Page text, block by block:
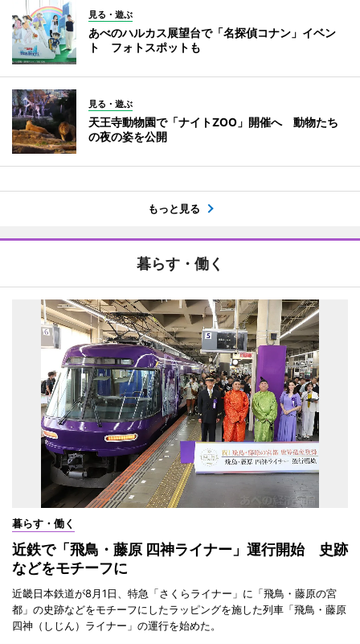
見る・遊ぶ
あべのハルカス展望台で「名探偵コナン」イベン
ト フォトスポットも
見る・遊ぶ
天王寺動物園で「ナイトZOO」開催へ 動物たち
の夜の姿を公開
もっと見る
暮らす・働く
暮らす・働く
近鉄で「飛鳥・藤原 四神ライナー」運行開始 史跡
などをモチーフに
近畿日本鉄道が8月1日、特急「さくらライナー」に「飛鳥・藤原の宮
都」の史跡などをモチーフにしたラッピングを施した列車「飛鳥・藤原
四神（しじん）ライナー」の運行を始めた。